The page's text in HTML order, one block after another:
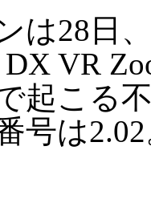
は28日
DX VR
起こる
号は